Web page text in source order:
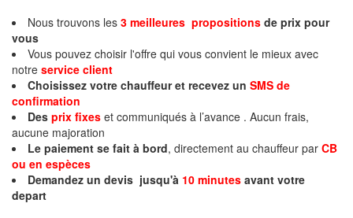
Nous trouvons les 3 meilleures propositions de prix pour
vous
Vous pouvez choisir l'offre qui vous convient le mieux avec
notre service client
Choisissez votre chauffeur et recevez un SMS de
confirmation
Des prix fixes et communiqués à l’avance . Aucun frais,
aucune majoration
Le paiement se fait à bord, directement au chauffeur par CB
ou en espèces
Demandez un devis jusqu'à 10 minutes avant votre
depart